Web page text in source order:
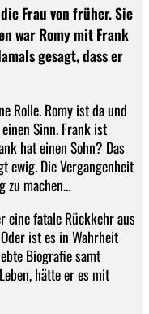
Frau von früher. Sie
war Romy mit Frank
gesagt, dass er
Rolle. Romy ist da und
Sinn. Frank ist
hat einen Sohn? Das
ewig. Die Vergangenheit
zu machen…
eine fatale Rückkehr aus
ist es in Wahrheit
Biografie samt
hätte er es mit